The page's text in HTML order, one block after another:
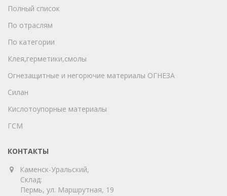
Полный список
По отраслям
По категории
Клея,герметики,смолы
Огнезащитные и негорючие материалы ОГНЕЗА
Силан
Кислотоупорные материалы
ГСМ
КОНТАКТЫ
Каменск-Уральский,
Склад:
Пермь, ул. Маршрутная, 19